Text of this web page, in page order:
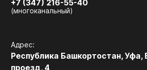
+7 (347) 216-55-40
(многоканальный)
Адрес:
Республика Башкортостан, Уфа,
проезд, 4